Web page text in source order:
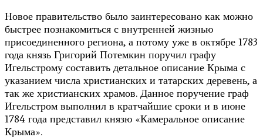
Новое правительство было заинтересовано как можно
быстрее познакомиться с внутренней жизнью
присоединенного региона, а потому уже в октябре 1783
года князь Григорий Потемкин поручил графу
Игельстрому составить детальное описание Крыма с
указанием числа христианских и татарских деревень, а
так же христианских храмов. Данное поручение граф
Игельстром выполнил в кратчайшие сроки и в июне
1784 года представил князю «Камеральное описание
Крыма».